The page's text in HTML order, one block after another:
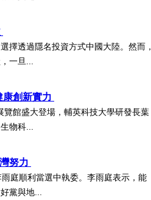
擇透過隱名投資方式中國大陸。然而，
一旦...
創新實力
館盛大登場，輔英科技大學研發長葉
物科...
努力
庭順利當選中執委。李雨庭表示，能
黨與地...